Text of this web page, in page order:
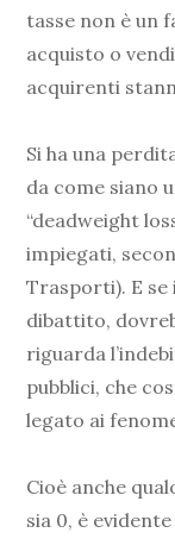
tasse non è un
acquisto o
acquirenti
Si ha una
da come siano
“deadweight
impiegati,
Trasporti). E
dibattito,
riguarda
pubblici, che
legato ai
Cioè anche
sia 0, è